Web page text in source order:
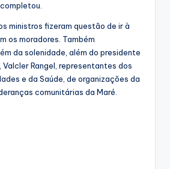
ministros fizeram questão de ir à
os moradores. Também
da solenidade, além do presidente
Rangel, representantes dos
e da Saúde, de organizações da
comunitárias da Maré.